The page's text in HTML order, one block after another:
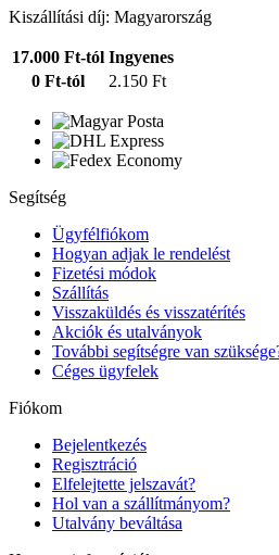
Kiszállítási díj: Magyarország
17.000 Ft-tól Ingyenes
0 Ft-tól
2.150 Ft
Segítség
Ügyfélfiókom
Hogyan adjak le rendelést
Fizetési módok
Szállítás
Visszaküldés és visszatérítés
Akciók és utalványok
További segítségre van
Céges ügyfelek
Fiókom
Bejelentkezés
Regisztráció
Elfelejtette jelszavát?
Hol van a szállítmányom?
Utalvány beváltása